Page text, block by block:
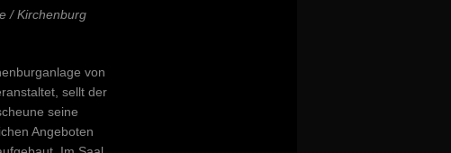
/ Kirchenburg
von
sellt der
seine
Angeboten